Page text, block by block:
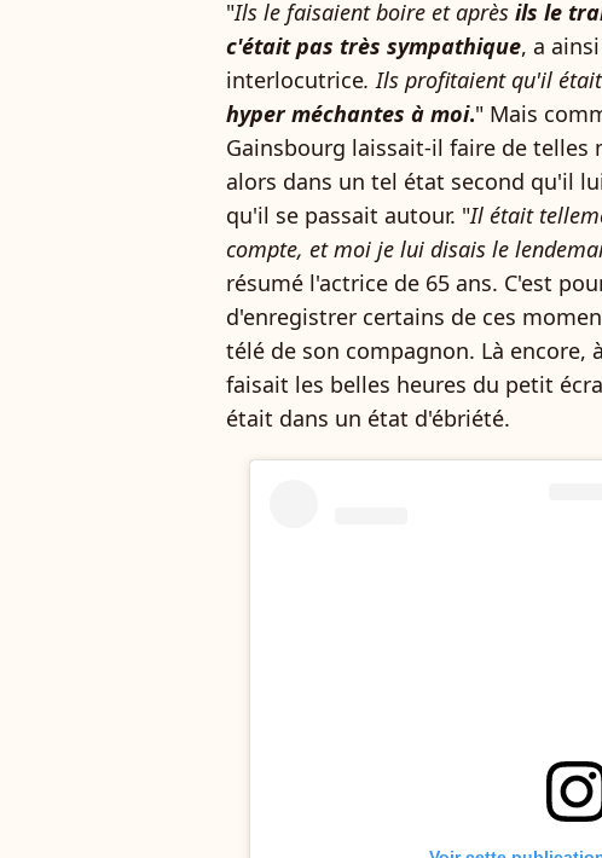
"Ils le faisaient boire et après ils le
c'était pas très sympathique, a
interlocutrice. Ils profitaient qu'il
hyper méchantes à moi." Mais
Gainsbourg laissait-il faire de telles
alors dans un tel état second qu'il
qu'il se passait autour. "Il était
compte, et moi je lui disais le
résumé l'actrice de 65 ans. C'est
d'enregistrer certains de ces
télé de son compagnon. Là encore,
faisait les belles heures du petit
était dans un état d'ébriété.